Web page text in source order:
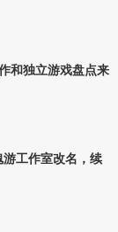
和独立游戏盘点来
工作室改名，续